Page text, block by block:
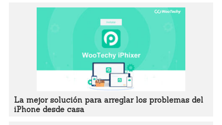
La mejor solución para arreglar los problemas del
iPhone desde casa